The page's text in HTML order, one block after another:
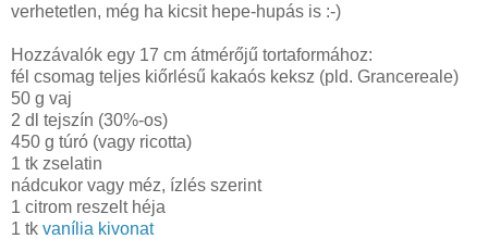
verhetetlen, még ha kicsit hepe-hupás is :-)
Hozzávalók egy 17 cm átmérőjű tortaformához:
fél csomag teljes kiőrlésű kakaós keksz (pld. Grancereale)
50 g vaj
2 dl tejszín (30%-os)
450 g túró (vagy ricotta)
1 tk zselatin
nádcukor vagy méz, ízlés szerint
1 citrom reszelt héja
1 tk vanília kivonat